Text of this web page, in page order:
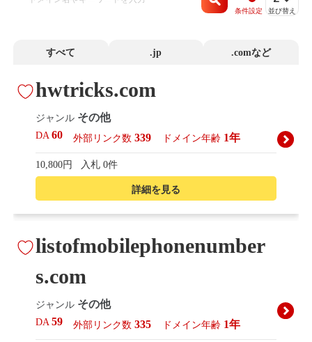
条件設定 並び替え
すべて .jp .comなど
詳細を見る
hwtricks.com
ジャンル その他
DA60 外部リンク数 339 ドメイン年齢 1年
10,800円 入札 0件
listofmobilephonenumber
s.com
ジャンル その他
DA59 外部リンク数 335 ドメイン年齢 1年